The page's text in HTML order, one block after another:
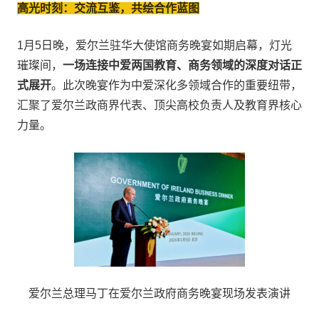
高光时刻：交流互鉴，共绘合作蓝图
1月5日晚，爱尔兰驻华大使馆商务晚宴如期启幕，灯光
璀璨间， 一场连接中爱两国教育、商务领域的深度对话正
式展开。此次晚宴作为中爱深化多领域合作的重要纽带，
汇聚了爱尔兰政商界代表、顶尖高校负责人及教育界核心
力量。
爱尔兰总理马丁在爱尔兰政府商务晚宴现场发表演讲